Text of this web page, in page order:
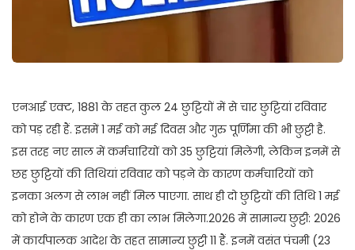
एनआई एक्ट, 1881 के तहत कुल 24 छुट्टियों में से चार छुट्टियां रविवार
को पड़ रही हैं. इसमें 1 मई को मई दिवस और गुरु पूर्णिमा की भी छुट्टी है.
इस तरह नए साल में कर्मचारियों को 35 छुट्टियां मिलेंगी, लेकिन इनमें से
छह छुट्टियों की तिथियां रविवार को पड़ने के कारण कर्मचारियों को
इनका अलग से लाभ नहीं मिल पाएगा. साथ ही दो छुट्टियों की तिथि 1 मई
को होने के कारण एक ही का लाभ मिलेगा.2026 में सामान्य छुट्टी: 2026
में कार्यपालक आदेश के तहत सामान्य छुट्टी 11 हैं. इनमें वसंत पंचमी (23